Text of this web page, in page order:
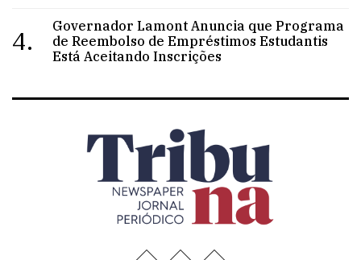
4.
Governador Lamont Anuncia que Programa
de Reembolso de Empréstimos Estudantis
Está Aceitando Inscrições